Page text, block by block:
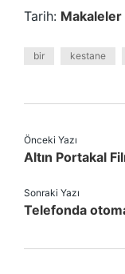
Tarih: Makaleler
bir kestane
Önceki Yazı
Altın Portakal
Sonraki Yazı
Telefonda